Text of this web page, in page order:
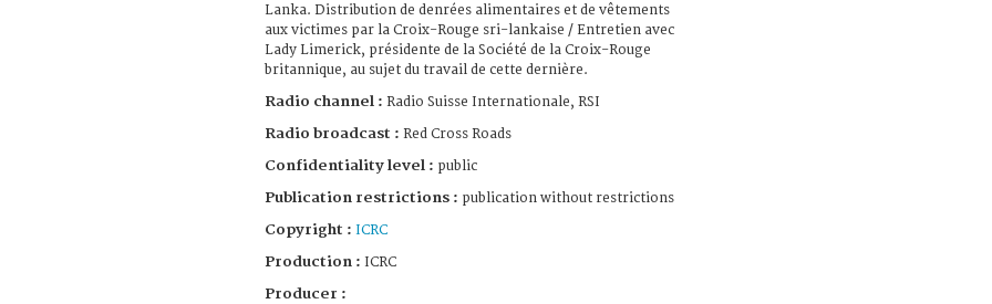
Lanka. Distribution de denrées alimentaires et de vêtements
aux victimes par la Croix-Rouge sri-lankaise / Entretien avec
Lady Limerick, présidente de la Société de la Croix-Rouge
britannique, au sujet du travail de cette dernière.
Radio channel : Radio Suisse Internationale, RSI
Radio broadcast : Red Cross Roads
Confidentiality level : public
Publication restrictions : publication without restrictions
Copyright : ICRC
Production : ICRC
Producer :